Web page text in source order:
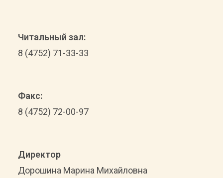
Читальный зал:
8 (4752) 71-33-33
Факс:
8 (4752) 72-00-97
Директор
Дорошина Марина Михайловна